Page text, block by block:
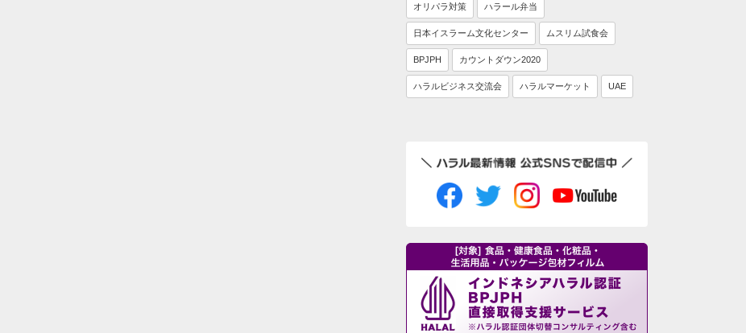
オリパラ対策 ハラール弁当
日本イスラーム文化センター ムスリム試食会
BPJPH カウントダウン2020
ハラルビジネス交流会 ハラルマーケット UAE